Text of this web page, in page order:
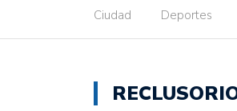
Ciudad Deportes